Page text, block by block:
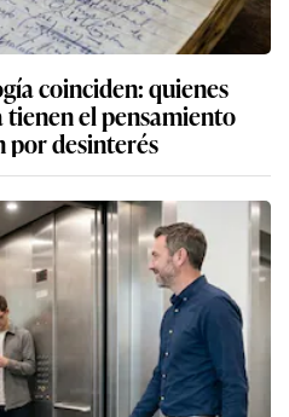
coinciden: quienes
el pensamiento
por desinterés